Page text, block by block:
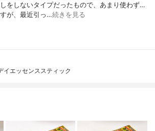
をしないタイプだったもので、あまり使わず…
が、最近引っ…続きを見る
イエッセンススティック